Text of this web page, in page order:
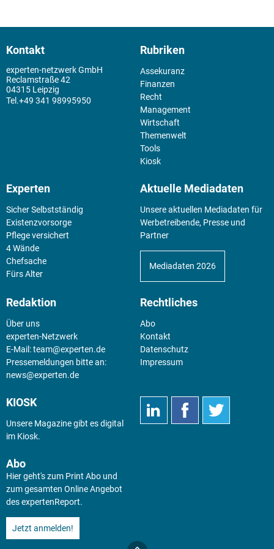
Kontakt
experten-netzwerk GmbH
Reclamstraße 42
04315 Leipzig
+49 341 98995950
Rubriken
Assekuranz
Finanzen
Recht
Management
Wirtschaft
Themenwelt
Tools
Kiosk
Experten
Sicher Selbstständig
Existenz­vorsorge
Pflege versichert
4 Wände
Chefsache
Fürs Alter
Aktuelle Mediadaten
Unsere aktuellen Mediadaten für
Werbetreibende, Presse und
Partner
Mediadaten 2026
Redaktion
Über uns
experten-Netzwerk
E-Mail:team@experten.de
Pressemeldungen bitte an:
news@experten.de
Rechtliches
Abo
Kontakt
Datenschutz
Impressum
KIOSK
Unsere Magazine gibt es digital
im Kiosk.
Abo
Hier geht's zum Print Abo und
zum gesamten Online Angebot
des expertenReport.
Jetzt anmelden!